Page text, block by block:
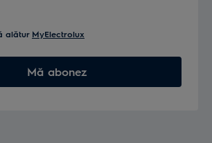
alătur MyElectrolux
Mă abonez